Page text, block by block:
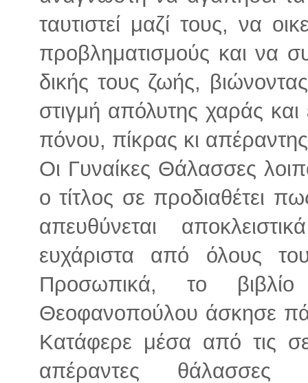
ταυτιστεί μαζί τους, να
προβληματισμούς και να
δικής τους ζωής,
στιγμή απόλυτης χαράς και
πόνου, πίκρας κι
Οι Γυναίκες Θάλασσες
ο τίτλος σε προδιαθέτει
απευθύνεται
ευχάριστα από όλους
Προσωπικά, το
Θεοφανοπούλου άσκησε
Κατάφερε μέσα από τις
απέραντες θάλασσες